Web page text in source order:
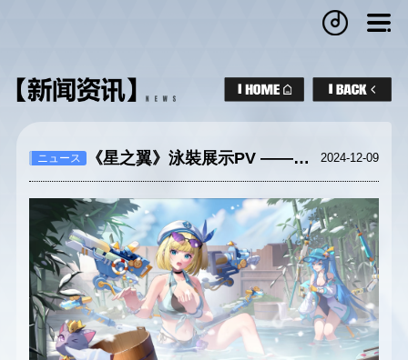
ニュース 《星之翼》泳裝展示PV ——風「海濱特調師」 2024-12-09